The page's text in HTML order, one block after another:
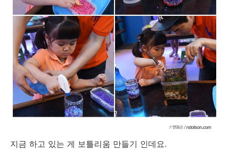
지금 하고 있는 게 보틀리움 만들기 인데요.